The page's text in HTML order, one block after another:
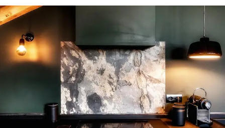
к уникальности, и ни один проект кухни не похож на
другой. Каждое пространство, объем, размер и
деталь адаптированы под видение клиента, что
делает каждый проект неповторимым шедевром.